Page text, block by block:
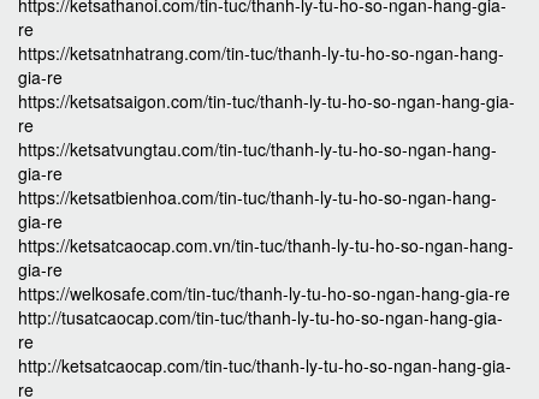
https://ketsathanoi.com/tin-tuc/thanh-ly-tu-ho-so-ngan-hang-gia-
re
https://ketsatnhatrang.com/tin-tuc/thanh-ly-tu-ho-so-ngan-hang-
gia-re
https://ketsatsaigon.com/tin-tuc/thanh-ly-tu-ho-so-ngan-hang-gia-
re
https://ketsatvungtau.com/tin-tuc/thanh-ly-tu-ho-so-ngan-hang-
gia-re
https://ketsatbienhoa.com/tin-tuc/thanh-ly-tu-ho-so-ngan-hang-
gia-re
https://ketsatcaocap.com.vn/tin-tuc/thanh-ly-tu-ho-so-ngan-hang-
gia-re
https://welkosafe.com/tin-tuc/thanh-ly-tu-ho-so-ngan-hang-gia-re
http://tusatcaocap.com/tin-tuc/thanh-ly-tu-ho-so-ngan-hang-gia-
re
http://ketsatcaocap.com/tin-tuc/thanh-ly-tu-ho-so-ngan-hang-gia-
re